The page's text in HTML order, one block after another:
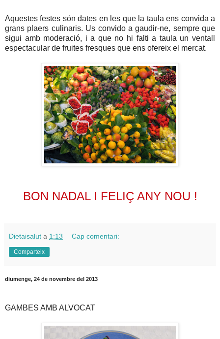
Aquestes festes són dates en les que la taula ens convida a
grans plaers culinaris. Us convido a gaudir-ne, sempre que
sigui amb moderació, i a que no hi falti a taula un ventall
espectacular de fruites fresques que ens ofereix el mercat.
BON NADAL I FELIÇ ANY NOU !
Dietaisalut a 1:13 Cap comentari:
Comparteix
diumenge, 24 de novembre del 2013
GAMBES AMB ALVOCAT